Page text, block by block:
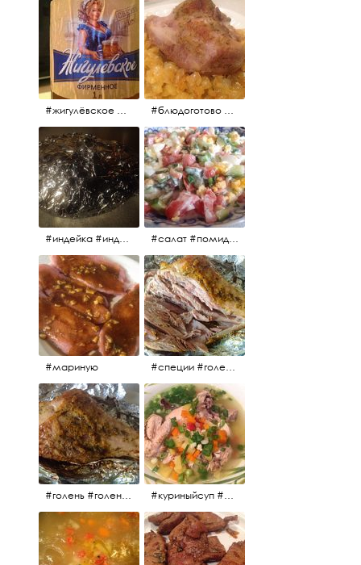
#жигулёвское #пиво #свежеепиво #beer #напиток #блюдоготово #можнокушать #простолук #лук #индейкавфольге #мясоиндейки
#индейка #индейкавфольге #еда #мясоиндейки 🚀 #салат #помидоры #яйцо #огурцы #зелень #кинза #петрушка #укроп #сметана #соль #витамины
#мариную #специи #голень #голеньиндейки #индейка #мясо #еда #завтрак #голеньиндейкивфольге
#голень #голеньиндейки #голеньиндейкивфольге #индейка #завтрак #еда #мясо #куриныйсуп #еда #ужин #можнокушать